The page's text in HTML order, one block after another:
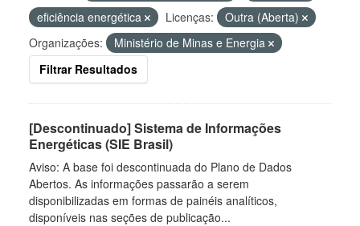
eficiência energética
Licenças:
Outra (Aberta)
Organizações:
Ministério de Minas e Energia
Filtrar Resultados
[Descontinuado] Sistema de Informações
Energéticas (SIE Brasil)
Aviso: A base foi descontinuada do Plano de Dados
Abertos. As informações passarão a serem
disponibilizadas em formas de painéis analíticos,
disponíveis nas seções de publicação...